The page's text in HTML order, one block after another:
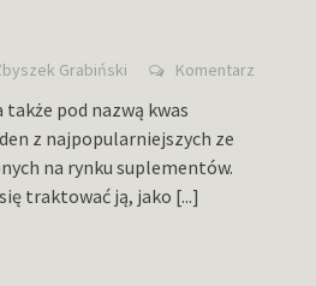
Grabiński Komentarz
pod nazwą kwas
z najpopularniejszych ze
na rynku suplementów.
traktować ją, jako [...]